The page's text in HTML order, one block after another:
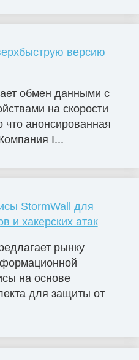
версию
обмен данными с
на скорости
что анонсированная
I...
StormWall для
и хакерских атак
рынку
на основе
для защиты от